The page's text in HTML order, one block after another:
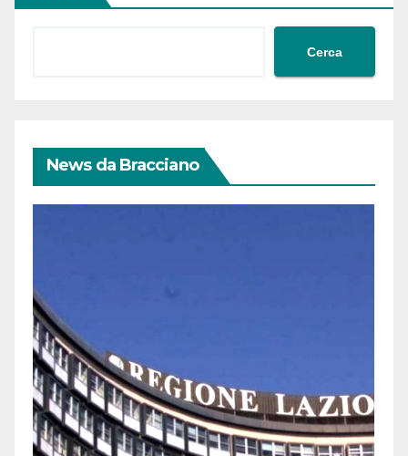
Cerca
News da Bracciano